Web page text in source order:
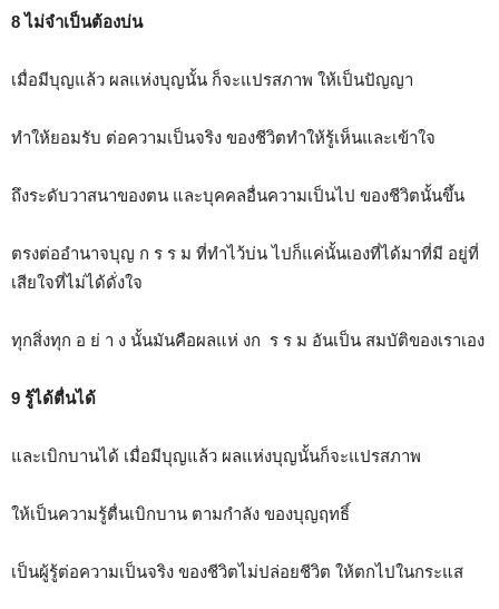
8 ไม่จำเป็นต้องบ่น
เมื่อมีบุญแล้ว ผลแห่งบุญนั้น ก็จะแปรสภาพ ให้เป็นปัญญา
ทำให้ยอมรับ ต่อความเป็นจริง ของชีวิตทำให้รู้เห็นและเข้าใจ
ถึงระดับวาสนาของตน และบุคคลอื่นความเป็นไป ของชีวิตนั้นขึ้น
ตรงต่ออำนาจบุญ ก ร ร ม ที่ทำไว้บ่น ไปก็แค่นั้นเองที่ได้มาที่มี อยู่ที่
เสียใจที่ไม่ได้ดั่งใจ
ทุกสิ่งทุก อ ย่ า ง นั้นมันคือผลแห่ งก ร ร ม อันเป็น สมบัติของเราเอง
9 รู้ได้ตื่นได้
และเบิกบานได้ เมื่อมีบุญแล้ว ผลแห่งบุญนั้นก็จะแปรสภาพ
ให้เป็นความรู้ตื่นเบิกบาน ตามกำลัง ของบุญฤทธิ์
เป็นผู้รู้ต่อความเป็นจริง ของชีวิตไม่ปล่อยชีวิต ให้ตกไปในกระแส